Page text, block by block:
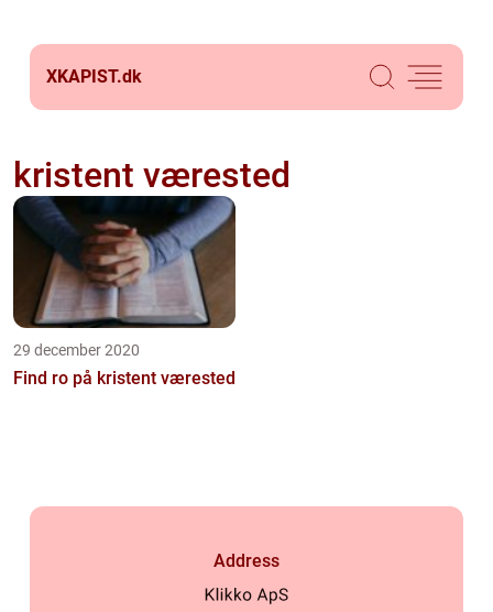
XKAPIST.dk
kristent værested
29 december 2020
Find ro på kristent værested
Address